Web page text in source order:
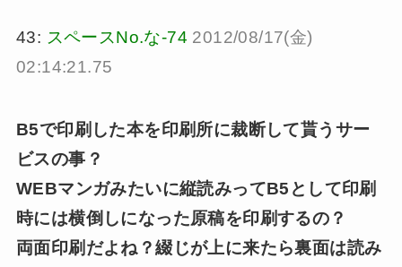
43: スペースNo.な-74 2012/08/17(金)
02:14:21.75
B5で印刷した本を印刷所に裁断して貰うサー
ビスの事？
WEBマンガみたいに縦読みってB5として印刷
時には横倒しになった原稿を印刷するの？
両面印刷だよね？綴じが上に来たら裏面は読み